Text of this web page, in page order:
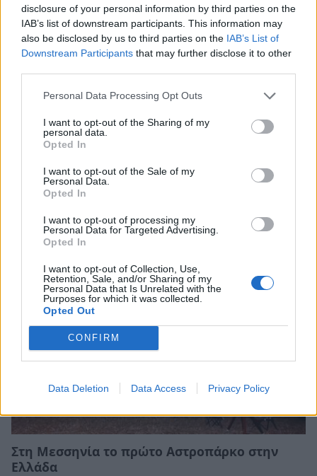
disclosure of your personal information by third parties on the
IAB’s list of downstream participants. This information may
also be disclosed by us to third parties on the IAB’s List of
Downstream Participants that may further disclose it to other
Personal Data Processing Opt Outs
I want to opt-out of the Sharing of my
personal data.
Opted In
I want to opt-out of the Sale of my
Personal Data.
Opted In
I want to opt-out of processing my
Personal Data for Targeted Advertising.
Opted In
I want to opt-out of Collection, Use,
Retention, Sale, and/or Sharing of my
Personal Data that Is Unrelated with the
Purposes for which it was collected.
Opted Out
CONFIRM
Data Deletion Data Access Privacy Policy
08/08/2026 09:03
Στη Μεσσηνία το πρώτο Αστροπάρκο στην
Ελλάδα